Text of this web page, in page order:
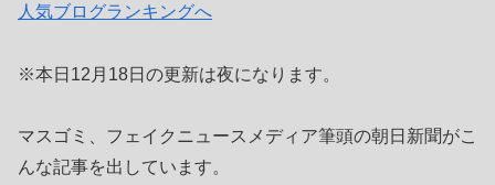
人気ブログランキングへ
※本日12月18日の更新は夜になります。
マスゴミ、フェイクニュースメディア筆頭の朝日新聞がこ
んな記事を出しています。